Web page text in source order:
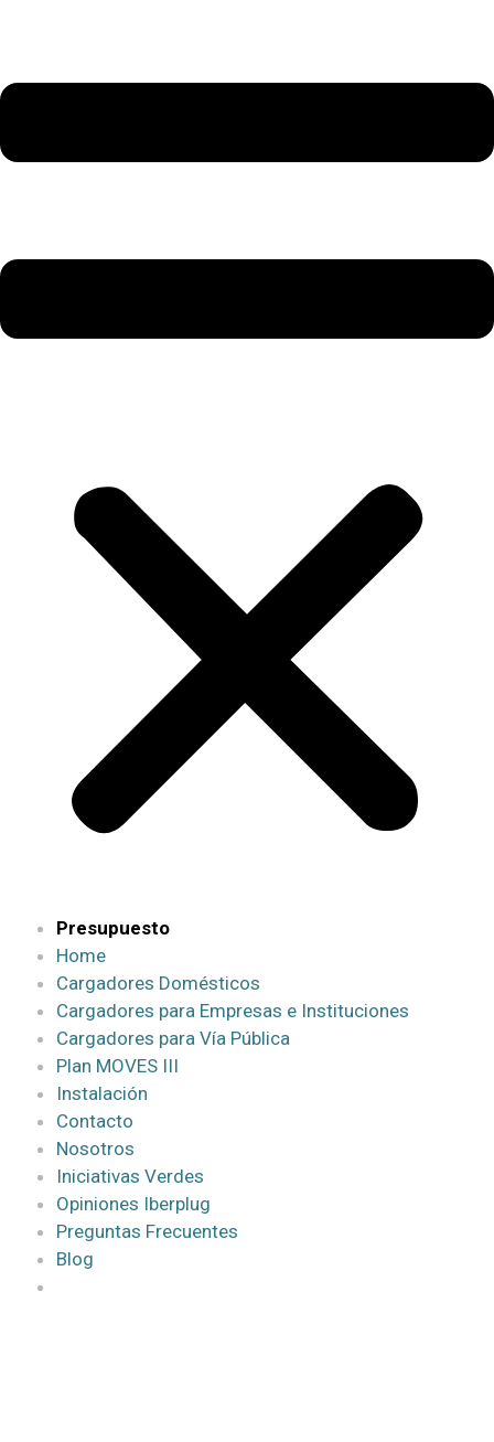
Presupuesto
Home
Cargadores Domésticos
Cargadores para Empresas e Instituciones
Cargadores para Vía Pública
Plan MOVES III
Instalación
Contacto
Nosotros
Iniciativas Verdes
Opiniones Iberplug
Preguntas Frecuentes
Blog